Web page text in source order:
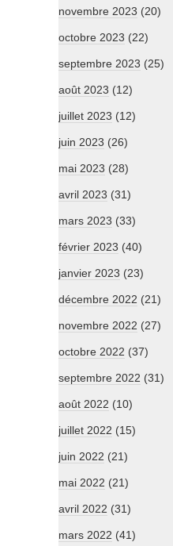
novembre 2023 (20)
octobre 2023 (22)
septembre 2023 (25)
août 2023 (12)
juillet 2023 (12)
juin 2023 (26)
mai 2023 (28)
avril 2023 (31)
mars 2023 (33)
février 2023 (40)
janvier 2023 (23)
décembre 2022 (21)
novembre 2022 (27)
octobre 2022 (37)
septembre 2022 (31)
août 2022 (10)
juillet 2022 (15)
juin 2022 (21)
mai 2022 (21)
avril 2022 (31)
mars 2022 (41)